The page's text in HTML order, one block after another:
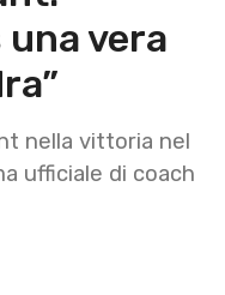
vera
nella vittoria nel
ufficiale di coach